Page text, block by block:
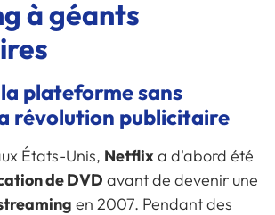
à géants
plateforme sans
révolution publicitaire
États-Unis, Netflixa d'abord été
de DVD avant de devenir une
en 2007. Pendant des